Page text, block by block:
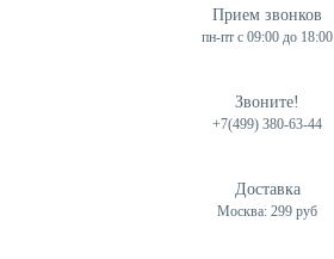
Прием звонков
пн-пт с 09:00 до 18:00
Звоните!
+7(499) 380-63-44
Доставка
Москва: 299 руб